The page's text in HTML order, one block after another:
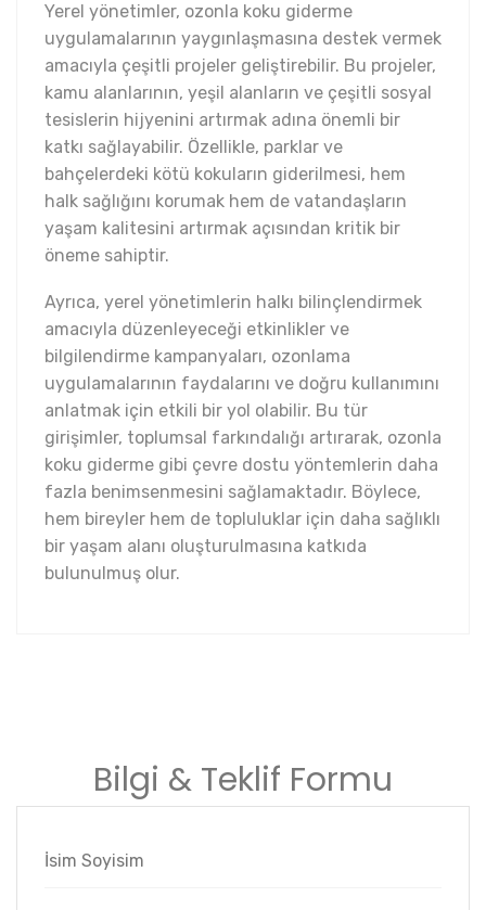
Yerel yönetimler, ozonla koku giderme
uygulamalarının yaygınlaşmasına destek vermek
amacıyla çeşitli projeler geliştirebilir. Bu projeler,
kamu alanlarının, yeşil alanların ve çeşitli sosyal
tesislerin hijyenini artırmak adına önemli bir
katkı sağlayabilir. Özellikle, parklar ve
bahçelerdeki kötü kokuların giderilmesi, hem
halk sağlığını korumak hem de vatandaşların
yaşam kalitesini artırmak açısından kritik bir
öneme sahiptir.
Ayrıca, yerel yönetimlerin halkı bilinçlendirmek
amacıyla düzenleyeceği etkinlikler ve
bilgilendirme kampanyaları, ozonlama
uygulamalarının faydalarını ve doğru kullanımını
anlatmak için etkili bir yol olabilir. Bu tür
girişimler, toplumsal farkındalığı artırarak, ozonla
koku giderme gibi çevre dostu yöntemlerin daha
fazla benimsenmesini sağlamaktadır. Böylece,
hem bireyler hem de topluluklar için daha sağlıklı
bir yaşam alanı oluşturulmasına katkıda
bulunulmuş olur.
Bilgi & Teklif Formu